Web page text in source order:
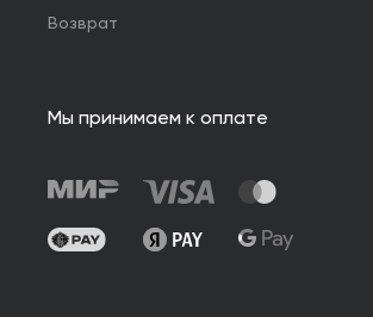
Возврат
Мы принимаем к оплате